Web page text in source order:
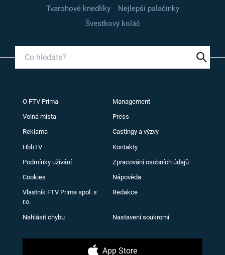
Tvarohové knedlíky
Nejlepší palačinky
Švestkový koláč
O FTV Prima Management
Volná místa Press
Reklama Castingy a výzvy
HbbTV Kontakty
Podmínky užívání Zpracování osobních údajů
Cookies Nápověda
Vlastník FTV Prima spol. s
r.o.
Redakce
Nahlásit chybu Nastavení soukromí
App Store